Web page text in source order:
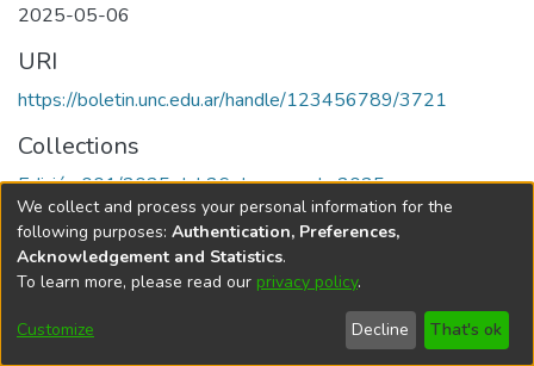
2025-05-06
URI
https://boletin.unc.edu.ar/handle/123456789/3721
Collections
Edición 001/2025 del 26 de mayo de 2025
Universidad Nacional de Córdoba
We collect and process your personal information for the
following purposes: Authentication, Preferences,
Acknowledgement and Statistics.
To learn more, please read our privacy policy.
Customize Decline That's ok